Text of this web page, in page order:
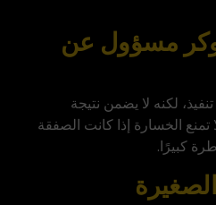
مسؤول عن
لكنه لا يضمن نتيجة
الخسارة إذا كانت الصفقة
كبيرًا.